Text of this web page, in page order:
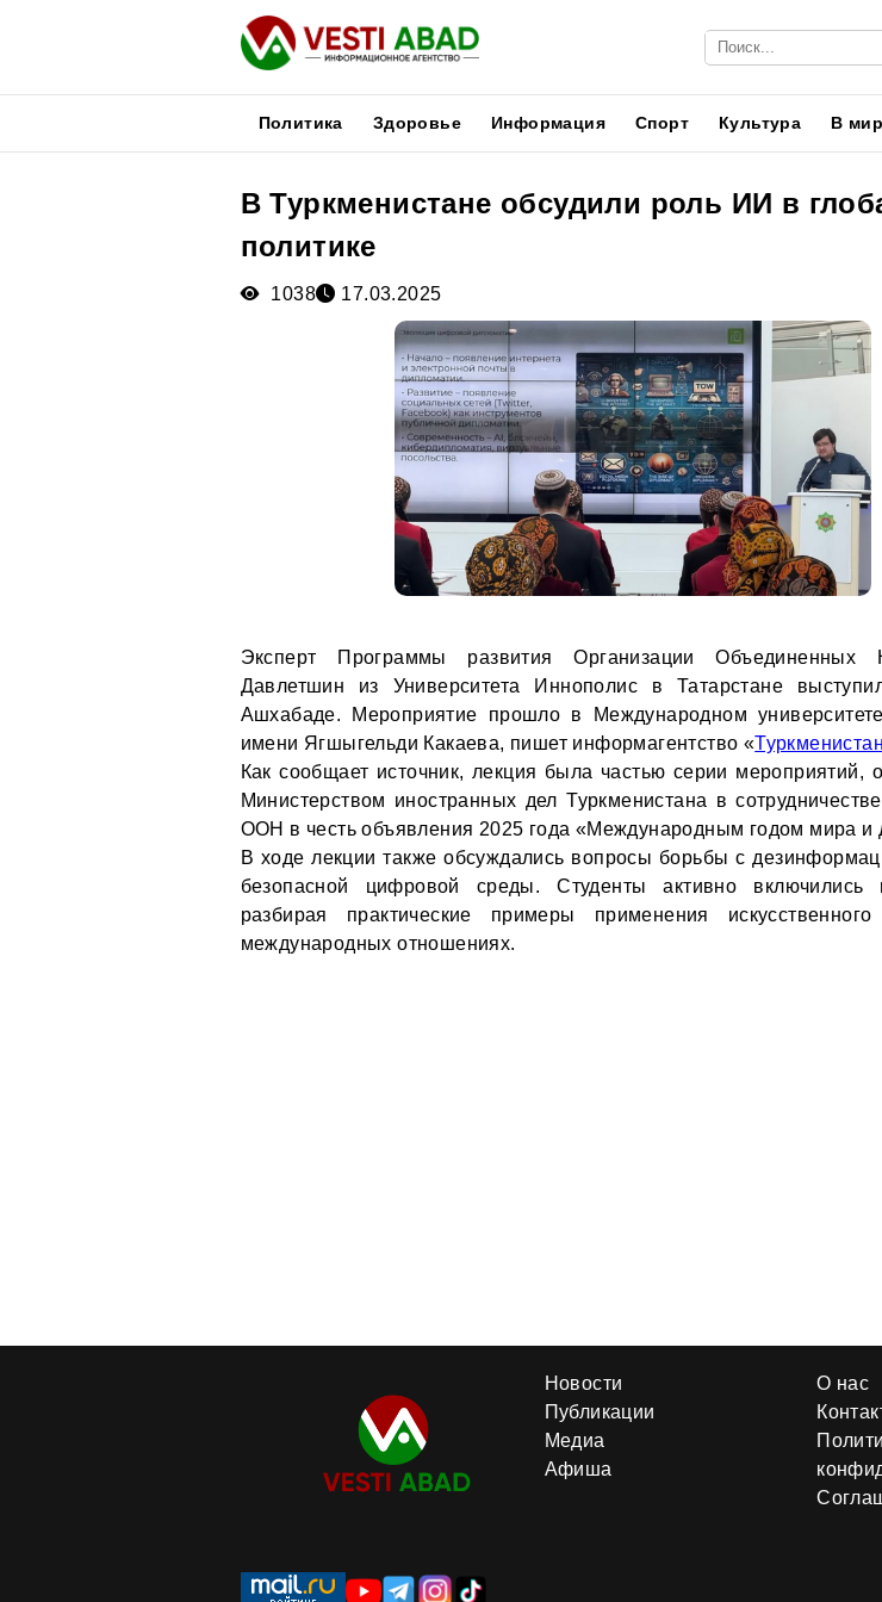
Политика Здоровье Информация Спорт Культура В
В Туркменистане обсудили роль ИИ в
политике
1038 17.03.2025
Эксперт Программы развития Организации Объединенных
Давлетшин из Университета Иннополис в Татарстане
Ашхабаде. Мероприятие прошло в Международном
имени Ягшыгельди Какаева, пишет информагентство «
Как сообщает источник, лекция была частью серии мероприятий,
Министерством иностранных дел Туркменистана в
ООН в честь объявления 2025 года «Международным годом мира и
В ходе лекции также обсуждались вопросы борьбы с
безопасной цифровой среды. Студенты активно включились
разбирая практические примеры применения
международных отношениях.
Новости
Публикации
Медиа
Афиша
О нас